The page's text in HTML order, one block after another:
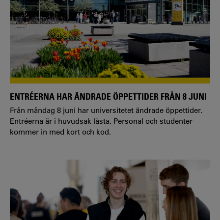
ENTRÉERNA HAR ÄNDRADE ÖPPETTIDER FRÅN 8 JUNI
Från måndag 8 juni har universitetet ändrade öppettider.
Entréerna är i huvudsak låsta. Personal och studenter
kommer in med kort och kod.